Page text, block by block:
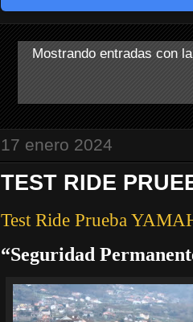
Mostrando entradas con
17 enero 2024
TEST RIDE
Test Ride Prueba
“Seguridad